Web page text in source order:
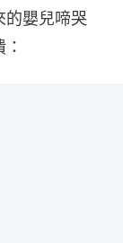
的嬰兒啼哭